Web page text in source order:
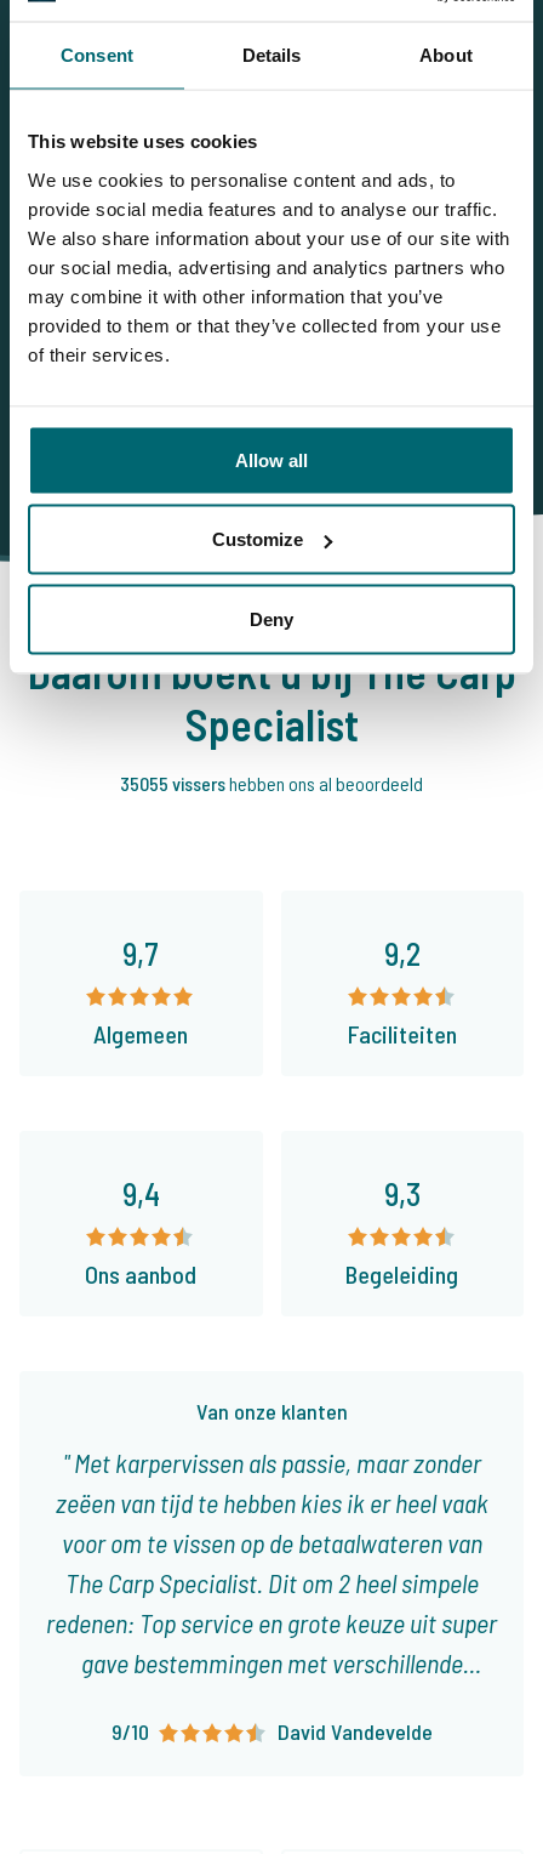
Consent Details About
This website uses cookies
We use cookies to personalise content and ads, to
provide social media features and to analyse our traffic.
We also share information about your use of our site with
our social media, advertising and analytics partners who
may combine it with other information that you’ve
provided to them or that they’ve collected from your use
of their services.
Allow all
Customize
Deny
Gerelateerde blogs
Succesvolle zomersessie op Domaine des Iles voor Tom &
Première video: prachtige vernieuwde stekken van
Domaine des Iles!
Geslaagde karpervisvakantie voor Mitchell en zijn vismaten
op Domaine des Iles!
Een weekendje karpervissen in Frankrijk op Domaine des
Iles met Thijs & Huib Dekker!
Daarom boekt u bij The Carp
Specialist
35055 vissershebben ons al beoordeeld
9,7
Algemeen
9,2
Faciliteiten
Van onze klanten
Met karpervissen als passie, maar zonder
zeëen van tijd te hebben kies ik er heel vaak
voor om te vissen op de betaalwateren van
The Carp Specialist. Dit om 2 heel simpele
redenen: Top service en grote keuze uit super
gave bestemmingen met verschillende
visvakanties die op het lijf geschreven zijn!
9/10 David Vandevelde
9,4
Ons aanbod
9,3
Begeleiding